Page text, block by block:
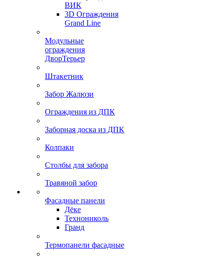
ВИК
3D Ограждения
Grand Line
Модульные
ограждения
ДворТерьер
Штакетник
Забор Жалюзи
Ограждения из ДПК
Заборная доска из ДПК
Колпаки
Столбы для забора
Травяной забор
Фасадные панели
Дёке
Технониколь
Гранд
Термопанели фасадные